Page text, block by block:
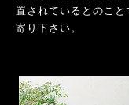
置されているとのこ
寄り下さい。